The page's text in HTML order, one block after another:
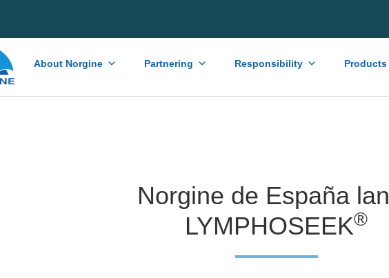
About Norgine Partnering Responsibility Products
Norgine de España
LYMPHOSEEK®